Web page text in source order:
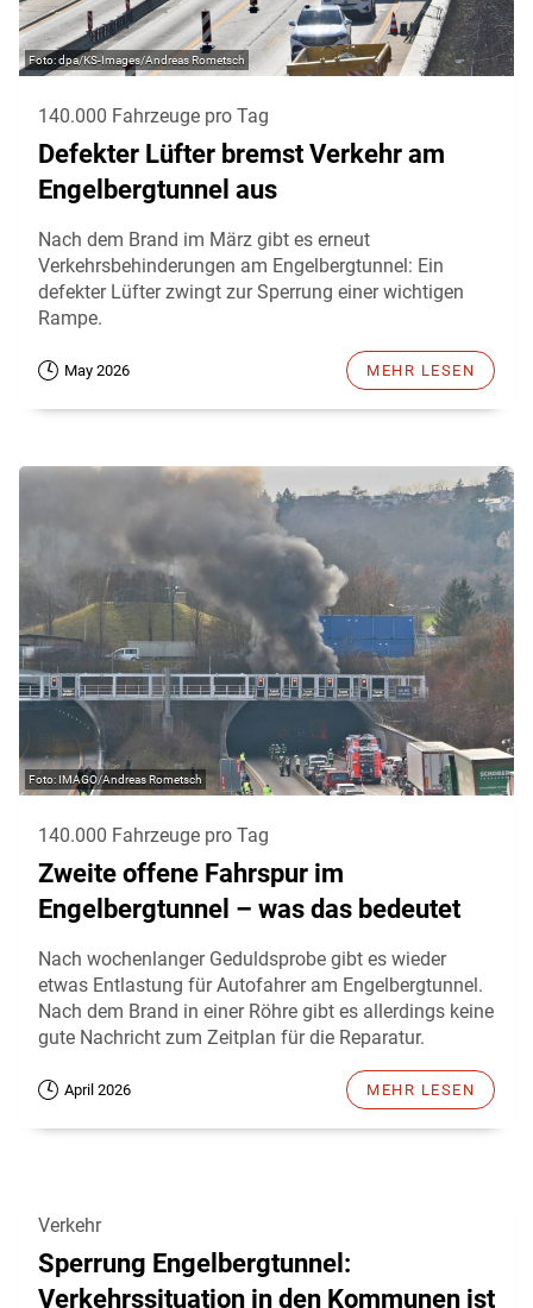
dpa/KS-Images/Andreas Rometsch
140.000 Fahrzeuge pro Tag
Defekter Lüfter bremst Verkehr am
Engelbergtunnel aus
Nach dem Brand im März gibt es erneut
Verkehrsbehinderungen am Engelbergtunnel: Ein
defekter Lüfter zwingt zur Sperrung einer wichtigen
Rampe.
May 2026 MEHR LESEN
IMAGO/Andreas Rometsch
140.000 Fahrzeuge pro Tag
Zweite offene Fahrspur im
Engelbergtunnel – was das bedeutet
Nach wochenlanger Geduldsprobe gibt es wieder
etwas Entlastung für Autofahrer am Engelbergtunnel.
Nach dem Brand in einer Röhre gibt es allerdings keine
gute Nachricht zum Zeitplan für die Reparatur.
April 2026 MEHR LESEN
Verkehr
Sperrung Engelbergtunnel:
Verkehrssituation in den Kommunen ist